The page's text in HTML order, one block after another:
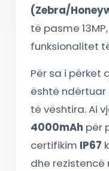
(Zebra/
të pasme
funksionalitet
Për sa i përket
është ndërtuar
të vështira. Ai
4000mAh për
certifikim IP67
dhe rezistencë